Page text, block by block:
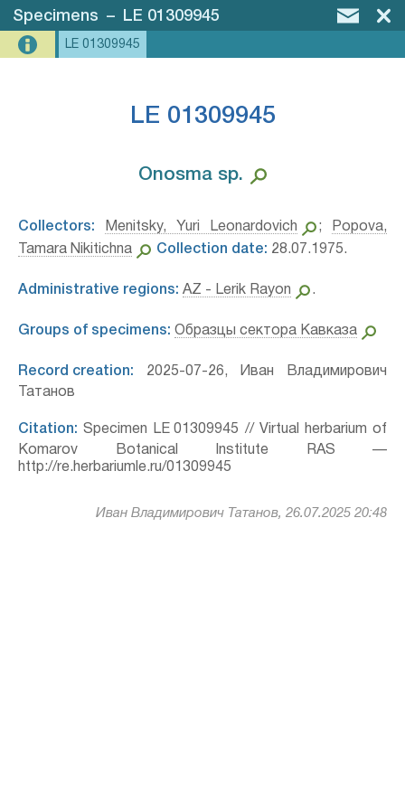
Specimens – LE 01309945
LE 01309945
LE 01309945
Onosma sp.⁣
Collectors: Menitsky, Yuri Leonardovich ;
Popova,
Tamara Nikitichna
Collection date: 28.07.1975.
Administrative regions: AZ - Lerik Rayon .
Groups of specimens: Образцы сектора Кавказа
Record creation: 2025-07-26, Иван Владимирович
Татанов
Citation: Specimen LE 01309945 // Virtual herbarium of
Komarov Botanical Institute RAS —
http://re.herbariumle.ru/01309945
Иван Владимирович Татанов, 26.07.2025 20:48